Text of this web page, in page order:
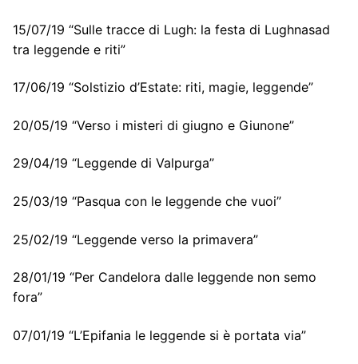
15/07/19 “Sulle tracce di Lugh: la festa di Lughnasad
tra leggende e riti”
17/06/19 “Solstizio d’Estate: riti, magie, leggende”
20/05/19 “Verso i misteri di giugno e Giunone”
29/04/19 “Leggende di Valpurga”
25/03/19 “Pasqua con le leggende che vuoi”
25/02/19 “Leggende verso la primavera”
28/01/19 “Per Candelora dalle leggende non semo
fora”
07/01/19 “L’Epifania le leggende si è portata via”